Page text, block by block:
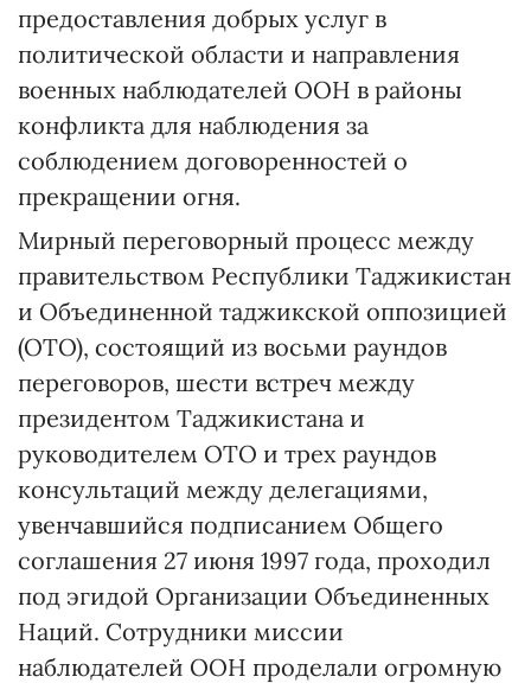
предоставления добрых услуг в
политической области и направления
военных наблюдателей ООН в районы
конфликта для наблюдения за
соблюдением договоренностей о
прекращении огня.
Мирный переговорный процесс между
правительством Республики Таджикистан
и Объединенной таджикской оппозицией
(ОТО), состоящий из восьми раундов
переговоров, шести встреч между
президентом Таджикистана и
руководителем ОТО и трех раундов
консультаций между делегациями,
увенчавшийся подписанием Общего
соглашения 27 июня 1997 года, проходил
под эгидой Организации Объединенных
Наций. Сотрудники миссии
наблюдателей ООН проделали огромную